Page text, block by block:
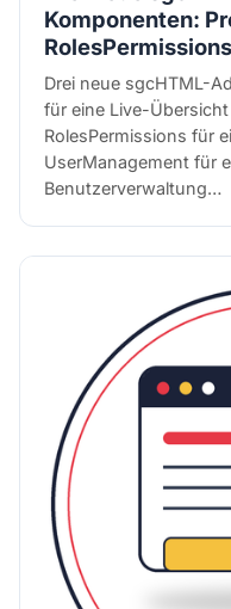
Komponenten:
Drei neue sgcHTML-
für eine Live-
RolesPermissions für
UserManagement für
Benutzerverwaltung…